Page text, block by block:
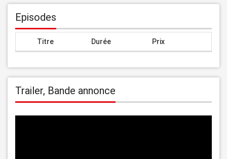
Episodes
Titre Durée Prix
Trailer, Bande annonce